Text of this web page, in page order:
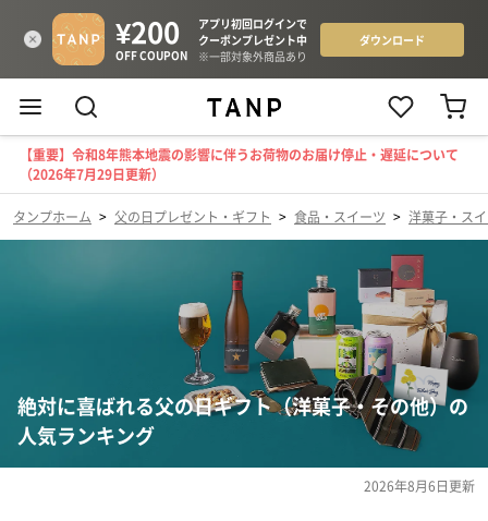
【重要】令和8年熊本地震の影響に伴うお荷物のお届け停止・遅延について
（2026年7月29日更新）
タンプホーム > 父の日プレゼント・ギフト > 食品・スイーツ > 洋菓子・ス
絶対に喜ばれる父の日ギフト（洋菓子・その他）の
人気ランキング
2026年8月6日更新